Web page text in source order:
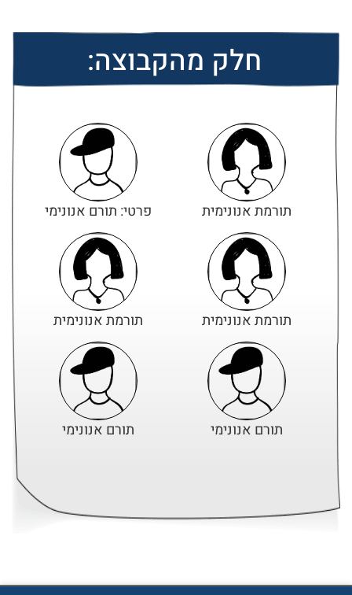
חלק מהקבוצה:
תורמת אנונימית פרטי: תורם אנונימי
תורמת אנונימית תורמת אנונימית
תורם אנונימי תורם אנונימי